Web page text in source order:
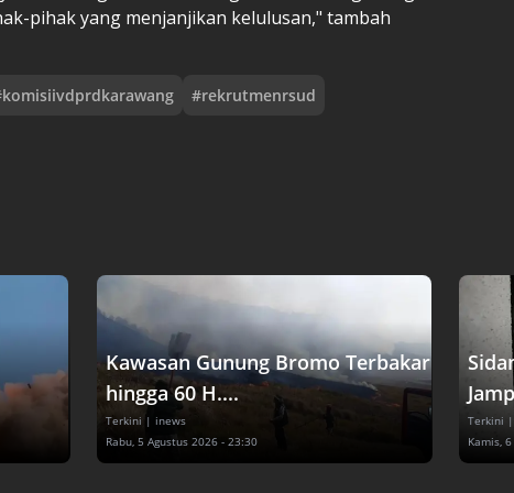
pihak yang menjanjikan kelulusan," tambah
komisiivdprdkarawang #rekrutmenrsud
Kawasan Gunung Bromo Terbakar
hingga 60 H....
Terkini | inews
Rabu, 5 Agustus 2026 - 23:30
Terkini
Kamis,